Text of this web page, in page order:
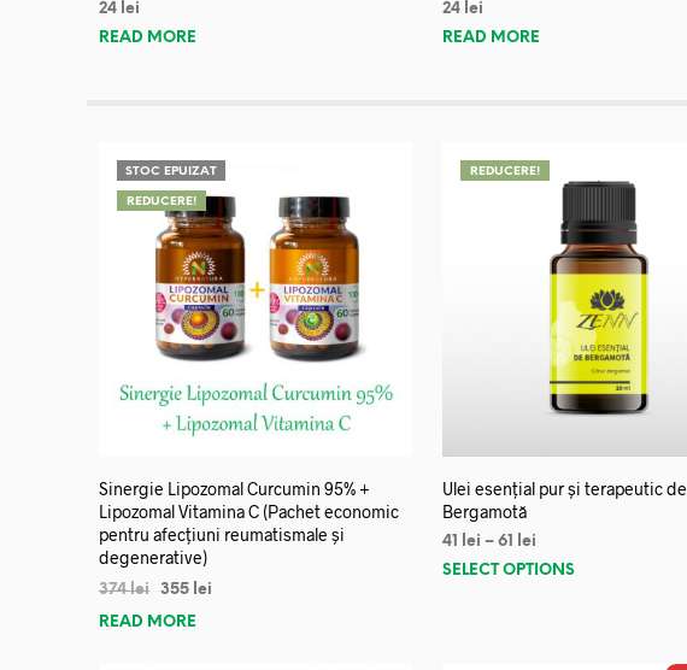
24 lei
READ MORE
24 lei
READ MORE
STOC EPUIZAT
REDUCERE!
Sinergie Lipozomal Curcumin 95% +
Lipozomal Vitamina C (Pachet economic
pentru afecțiuni reumatismale și
degenerative)
374lei 355 lei
READ MORE
REDUCERE!
Ulei esențial pur și terapeutic de
Bergamotă
41 lei –61
lei
SELECT OPTIONS